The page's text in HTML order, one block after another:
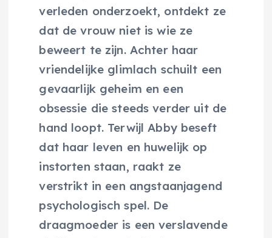
verleden onderzoekt, ontdekt ze
dat de vrouw niet is wie ze
beweert te zijn. Achter haar
vriendelijke glimlach schuilt een
gevaarlijk geheim en een
obsessie die steeds verder uit de
hand loopt. Terwijl Abby beseft
dat haar leven en huwelijk op
instorten staan, raakt ze
verstrikt in een angstaanjagend
psychologisch spel. De
draagmoeder is een verslavende